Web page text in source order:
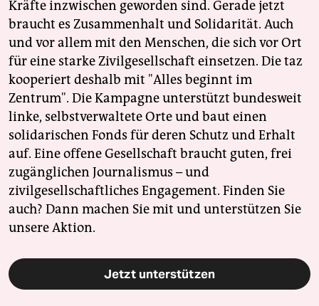
Kräfte inzwischen geworden sind. Gerade jetzt
braucht es Zusammenhalt und Solidarität. Auch
und vor allem mit den Menschen, die sich vor Ort
für eine starke Zivilgesellschaft einsetzen. Die taz
kooperiert deshalb mit "Alles beginnt im
Zentrum". Die Kampagne unterstützt bundesweit
linke, selbstverwaltete Orte und baut einen
solidarischen Fonds für deren Schutz und Erhalt
auf. Eine offene Gesellschaft braucht guten, frei
zugänglichen Journalismus – und
zivilgesellschaftliches Engagement. Finden Sie
auch? Dann machen Sie mit und unterstützen Sie
unsere Aktion.
Jetzt unterstützen